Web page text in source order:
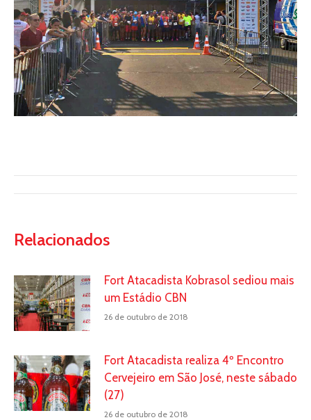
Relacionados
Fort Atacadista Kobrasol sediou mais
um Estádio CBN
26 de outubro de 2018
Fort Atacadista realiza 4º Encontro
Cervejeiro em São José, neste sábado
(27)
26 de outubro de 2018